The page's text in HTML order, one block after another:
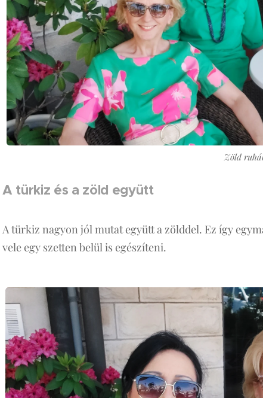
Zöld
A türkiz és a zöld együtt
A türkiz nagyon jól mutat együtt a zölddel. Ez így
vele egy szetten belül is egészíteni.